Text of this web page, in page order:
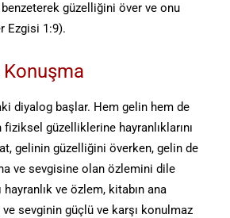
benzeterek güzelliğini över ve onu
Ezgisi 1:9).
Konuşma
diyalog başlar. Hem gelin hem de
güzelliklerine hayranlıklarını
gelinin güzelliğini överken, gelin de
ve sevgisine olan özlemini dile
hayranlık ve özlem, kitabın ana
ve sevginin güçlü ve karşı konulmaz